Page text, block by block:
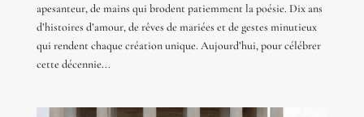
apesanteur, de mains qui brodent patiemment la poésie. Dix ans
d’histoires d’amour, de rêves de mariées et de gestes minutieux
qui rendent chaque création unique. Aujourd’hui, pour célébrer
cette décennie...